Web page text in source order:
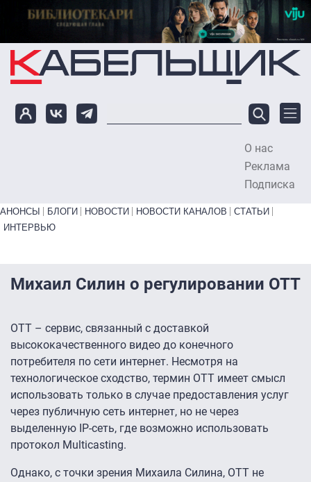
Перейти к основному содержанию
О нас
Реклама
Подписка
Primary links bottom
АНОНСЫ БЛОГИ НОВОСТИ НОВОСТИ КАНАЛОВ
СТАТЬИ
ИНТЕРВЬЮ
Михаил Силин о регулировании ОТТ
ОТТ – сервис, связанный с доставкой
высококачественного видео до конечного
потребителя по сети интернет. Несмотря на
технологическое сходство, термин ОТТ имеет смысл
использовать только в случае предоставления услуг
через публичную сеть интернет, но не через
выделенную IP-сеть, где возможно использовать
протокол Multicasting.
Однако, с точки зрения Михаила Силина, ОТТ не